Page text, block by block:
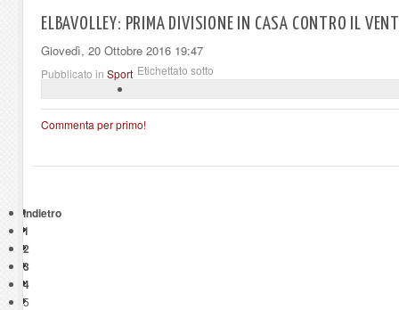
ELBAVOLLEY: PRIMA DIVISIONE IN CASA CONTRO IL
Giovedì, 20 Ottobre 2016 19:47
Pubblicato in Sport Etichettato sotto
Commenta per primo!
Indietro
1
2
3
4
5